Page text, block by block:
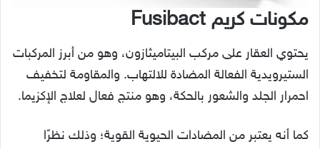
مكونات كريم Fusibact
يحتوي العقار على مركب البيتاميثازون، وهو من أبرز المركبات
الستيرويدية الفعالة المضادة للالتهاب. والمقاومة لتخفيف
احمرار الجلد والشعور بالحكة، وهو منتج فعال لعلاج الإكزيما.
كما أنه يعتبر من المضادات الحيوية القوية؛ وذلك نظرًا